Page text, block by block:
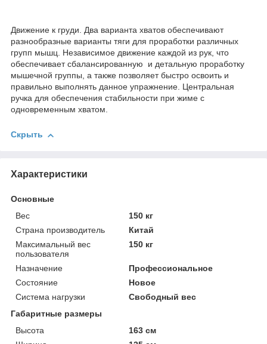
Движение к груди. Два варианта хватов обеспечивают
разнообразные варианты тяги для проработки различных
групп мышц. Независимое движение каждой из рук, что
обеспечивает сбалансированную и детальную проработку
мышечной группы, а также позволяет быстро освоить и
правильно выполнять данное упражнение. Центральная
ручка для обеспечения стабильности при жиме с
одновременным хватом.
Скрыть
Характеристики
Основные
Вес
150 кг
Страна производитель
Китай
Максимальный вес
пользователя
150 кг
Назначение
Профессиональное
Состояние
Новое
Система нагрузки
Свободный вес
Габаритные размеры
Высота
163 см